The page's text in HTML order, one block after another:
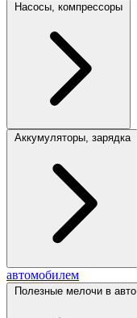
Насосы, компрессоры
Аккумуляторы, зарядка
автомобилем
Полезные мелочи в авто